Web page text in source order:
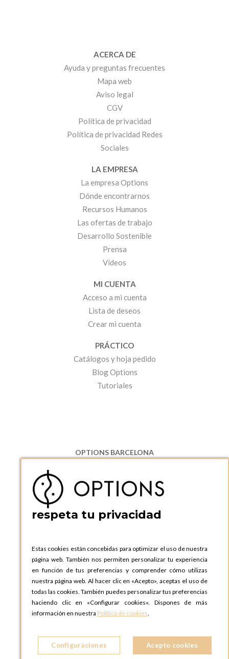
ACERCA DE
Ayuda y preguntas frecuentes
Mapa web
Aviso legal
CGV
Política de privacidad
Política de privacidad Redes
Sociales
LA EMPRESA
La empresa Options
Dónde encontrarnos
Recursos Humanos
Las ofertas de trabajo
Desarrollo Sostenible
Prensa
Vídeos
MI CUENTA
Acceso a mi cuenta
Lista de deseos
Crear mi cuenta
PRÁCTICO
Catálogos y hoja pedido
Blog Options
Tutoriales
OPTIONS BARCELONA
08130 Santa Perpetua de Moguda, Barcelona
ESPAñA
Teléfono:
+34 935 724 041
OPTIONS BARCELONA SHOWROOM
ESPAñA
Teléfono:+34 935 724 041
OPTIONS MADRID
C. Lucio Emilio Cándido, 6,
28803 Alcalá de Henares, Madrid
ESPAñA
OPTIONS MADRID SHOWROOM
respeta tu privacidad
Estas cookies están concebidas para optimizar el uso de nuestra
página web. También nos permiten personalizar tu experiencia
en función de tus preferencias y comprender cómo utilizas
nuestra página web. Al hacer clic en «Acepto», aceptas el uso de
todas las cookies. También puedes personalizar tus preferencias
haciendo clic en «Configurar cookies». Dispones de más
información en nuestra Política de cookies.
Configuraciones Acepto cookies